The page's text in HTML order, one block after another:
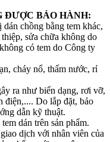
ĐƯỢC BẢO HÀNH:
chồng bằng tem khác,
sửa chữa không do
có tem do Công ty
cháy nổ, thấm nước, rỉ
ra như biến dạng, rơi vỡ,
điện,.... Do lắp đặt, bảo
dẫn kỹ thuật.
dán trên sản phẩm.
dịch với nhân viên của